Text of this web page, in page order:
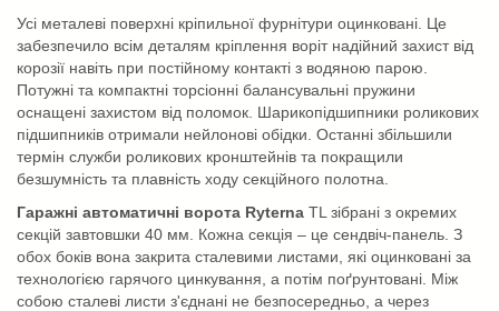
Усі металеві поверхні кріпильної фурнітури оцинковані. Це
забезпечило всім деталям кріплення воріт надійний захист від
корозії навіть при постійному контакті з водяною парою.
Потужні та компактні торсіонні балансувальні пружини
оснащені захистом від поломок. Шарикопідшипники роликових
підшипників отримали нейлонові обідки. Останні збільшили
термін служби роликових кронштейнів та покращили
безшумність та плавність ходу секційного полотна.
Гаражні автоматичні ворота Ryterna TL зібрані з окремих
секцій завтовшки 40 мм. Кожна секція – це сендвіч-панель. З
обох боків вона закрита сталевими листами, які оцинковані за
технологією гарячого цинкування, а потім поґрунтовані. Між
собою сталеві листи з'єднані не безпосередньо, а через